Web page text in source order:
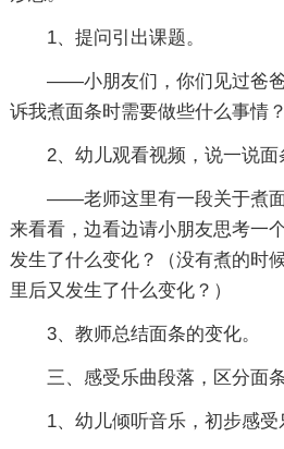
1、提问引出课题。
——小朋友们，你们见过爸
诉我煮面条时需要做些什么事情？
2、幼儿观看视频，说一说面
——老师这里有一段关于煮
来看看，边看边请小朋友思考一
发生了什么变化？（没有煮的时
里后又发生了什么变化？）
3、教师总结面条的变化。
三、感受乐曲段落，区分面
1、幼儿倾听音乐，初步感受